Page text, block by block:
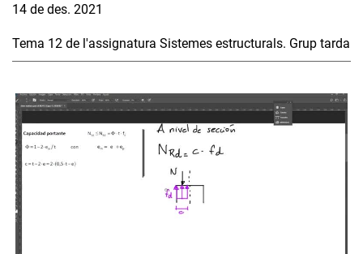
14 de des. 2021
Tema 12 de l'assignatura Sistemes estructurals. Grup tarda